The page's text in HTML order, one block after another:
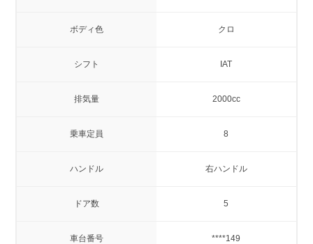
ボディ色 クロ
シフト IAT
排気量 2000cc
乗車定員 8
ハンドル 右ハンドル
ドア数 5
車台番号 ****149